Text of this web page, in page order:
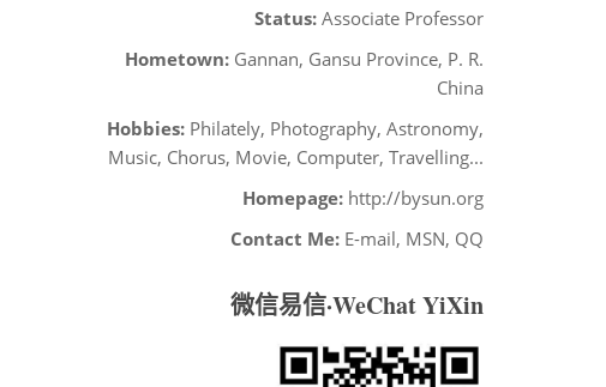
Status: Associate Professor
Hometown: Gannan, Gansu Province, P. R.
China
Hobbies: Philately, Photography, Astronomy,
Music, Chorus, Movie, Computer, Travelling...
Homepage: http://bysun.org
Contact Me: E-mail, MSN, QQ
微信易信·WeChat YiXin